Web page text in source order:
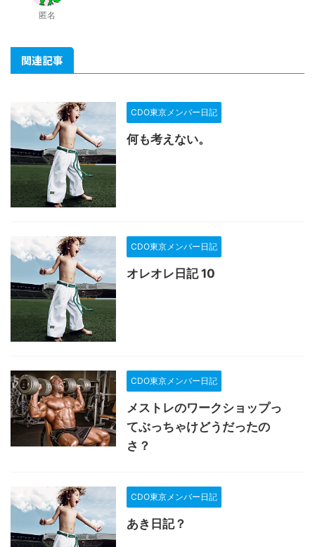
匿名
関連記事
CDO東京メンバー日記
何も考えない。
CDO東京メンバー日記
オレオレ日記 10
CDO東京メンバー日記
メストレのワークショップっ
てぶっちゃけどうだったの
さ？
CDO東京メンバー日記
あき日記？